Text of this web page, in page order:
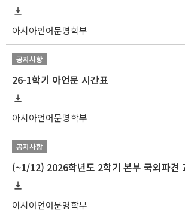
아시아언어문명학부
공지사항
26-1학기 아언문 시간표
아시아언어문명학부
공지사항
(~1/12) 2026학년도 2학기 본부 국외파견
아시아언어문명학부